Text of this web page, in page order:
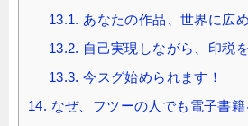
13.1. あなたの作品、世界に広
13.2. 自己実現しながら、印税
13.3. 今スグ始められます！
14. なぜ、フツーの人でも電子書